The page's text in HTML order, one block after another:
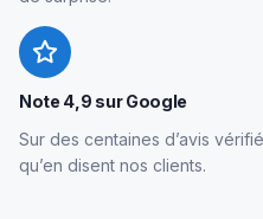
Note 4,9 sur Google
Sur des centaines d’avis
qu’en disent nos clients.